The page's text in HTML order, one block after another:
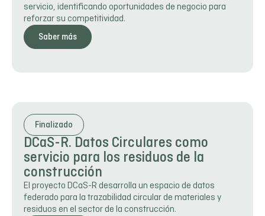
servicio, identificando oportunidades de negocio para
reforzar su competitividad.
Saber más
Finalizado
DCaS-R. Datos Circulares como
servicio para los residuos de la
construcción
El proyecto DCaS-R desarrolla un espacio de datos
federado para la trazabilidad circular de materiales y
residuos en el sector de la construcción.